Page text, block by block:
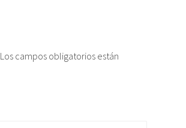
Los campos obligatorios están